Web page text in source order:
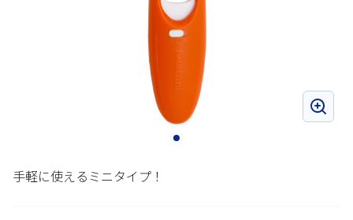
手軽に使えるミニタイプ！